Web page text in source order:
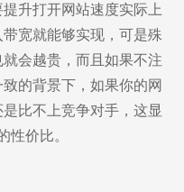
升打开网站速度实际上
宽就能够实现，可是殊
会越贵，而且如果不注
的背景下，如果你的网
比不上竞争对手，这显
性价比。